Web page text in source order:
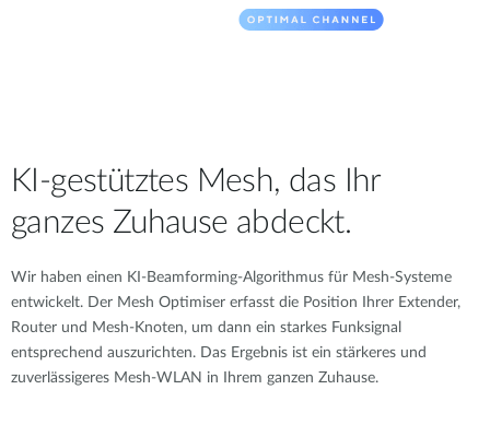
KI-gestütztes Mesh, das Ihr
ganzes Zuhause abdeckt.
Wir haben einen KI-Beamforming-Algorithmus für Mesh-Systeme
entwickelt. Der Mesh Optimiser erfasst die Position Ihrer Extender,
Router und Mesh-Knoten, um dann ein starkes Funksignal
entsprechend auszurichten. Das Ergebnis ist ein stärkeres und
zuverlässigeres Mesh-WLAN in Ihrem ganzen Zuhause.